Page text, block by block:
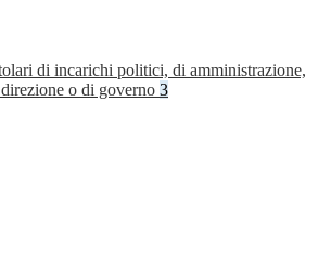
di incarichi politici, di amministrazione,
o di governo 3